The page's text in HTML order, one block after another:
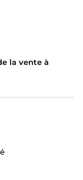
la vente à